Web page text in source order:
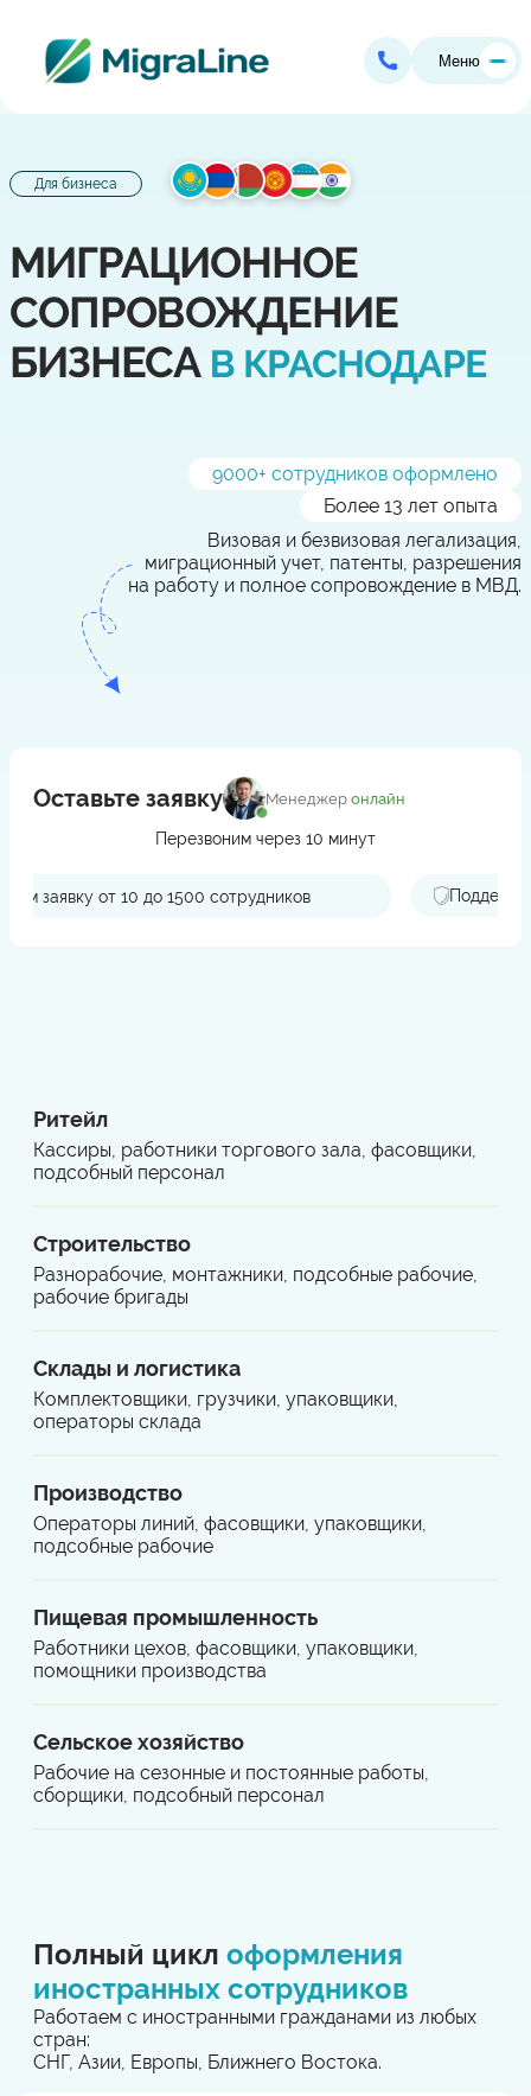
Меню
Для бизнеса
МИГРАЦИОННОЕ
СОПРОВОЖДЕНИЕ
БИЗНЕСА В КРАСНОДАРЕ
9000+ сотрудников оформлено
Более 13 лет опыта
Визовая и безвизовая легализация,
миграционный учет, патенты, разрешения
на работу и полное сопровождение в МВД.
Оставьте заявку Менеджер онлайн
Перезвоним через 10 минут
Поддержка при проверках
Ритейл
Кассиры, работники торгового зала, фасовщики,
подсобный персонал
Строительство
Разнорабочие, монтажники, подсобные рабочие,
рабочие бригады
Склады и логистика
Комплектовщики, грузчики, упаковщики,
операторы склада
Производство
Операторы линий, фасовщики, упаковщики,
подсобные рабочие
Пищевая промышленность
Работники цехов, фасовщики, упаковщики,
помощники производства
Сельское хозяйство
Рабочие на сезонные и постоянные работы,
сборщики, подсобный персонал
Полный цикл оформления
иностранных сотрудников
Работаем с иностранными гражданами из любых
стран:
СНГ, Азии, Европы, Ближнего Востока.